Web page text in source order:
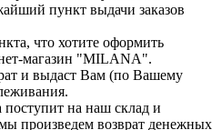
пункт выдачи заказов
что хотите оформить
магазин "MILANA".
и выдаст Вам (по Вашему
на наш склад и
произведем возврат денежных